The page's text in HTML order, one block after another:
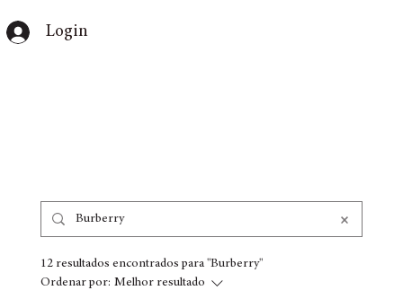
Login
12 resultados encontrados para "Burberry"
Ordenar por: Melhor resultado